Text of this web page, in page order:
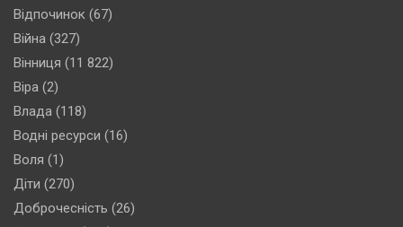
Відпочинок (67)
Війна (327)
Вінниця (11 822)
Віра (2)
Влада (118)
Водні ресурси (16)
Воля (1)
Діти (270)
Доброчесність (26)